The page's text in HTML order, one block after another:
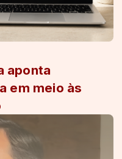
aponta
em meio às